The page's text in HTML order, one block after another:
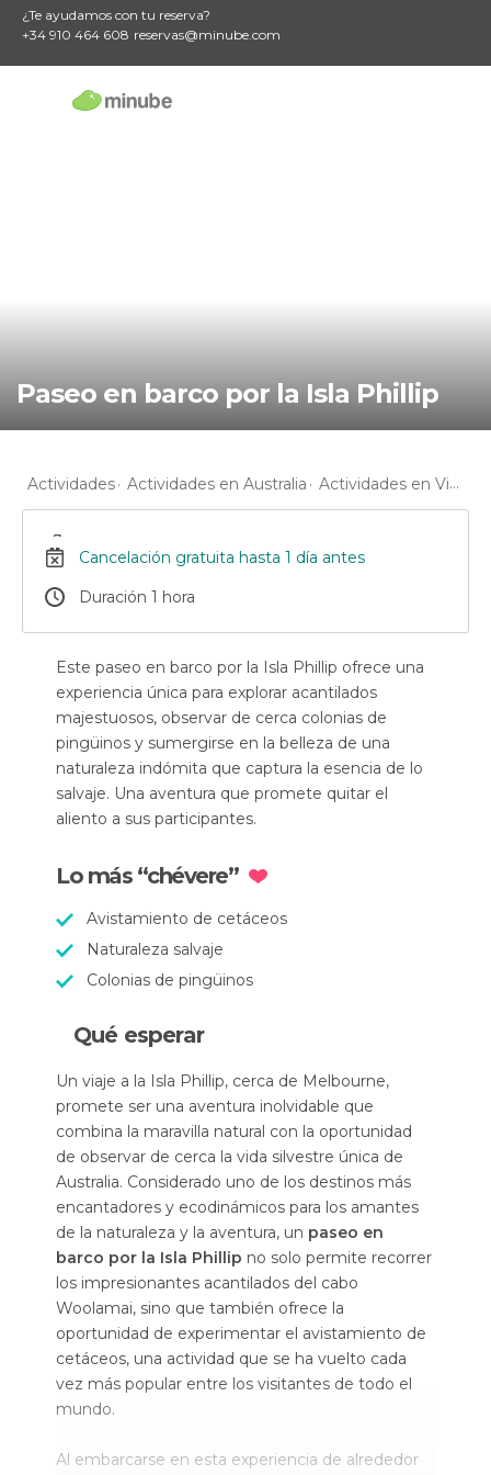
¿Te ayudamos con tu reserva?
+34 910 464 608 reservas@minube.com
Paseo en barco por la Isla Phillip
Actividades Actividades en Australia Actividades en Victoria
Cancelación gratuita hasta 1 día antes
Duración 1 hora
Este paseo en barco por la Isla Phillip ofrece una
experiencia única para explorar acantilados
majestuosos, observar de cerca colonias de
pingüinos y sumergirse en la belleza de una
naturaleza indómita que captura la esencia de lo
salvaje. Una aventura que promete quitar el
aliento a sus participantes.
Lo más “chévere”
Avistamiento de cetáceos
Naturaleza salvaje
Colonias de pingüinos
Qué esperar
Un viaje a la Isla Phillip, cerca de Melbourne,
promete ser una aventura inolvidable que
combina la maravilla natural con la oportunidad
de observar de cerca la vida silvestre única de
Australia. Considerado uno de los destinos más
encantadores y ecodinámicos para los amantes
de la naturaleza y la aventura, un paseo en
barco por la Isla Phillip no solo permite recorrer
los impresionantes acantilados del cabo
Woolamai, sino que también ofrece la
oportunidad de experimentar el avistamiento de
cetáceos, una actividad que se ha vuelto cada
vez más popular entre los visitantes de todo el
mundo.
Al embarcarse en esta experiencia de alrededor